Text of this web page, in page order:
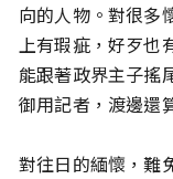
向的人物。對很多
上有瑕疵，好歹也
能跟著政界主子搖
御用記者，渡邊還
對往日的緬懷，難